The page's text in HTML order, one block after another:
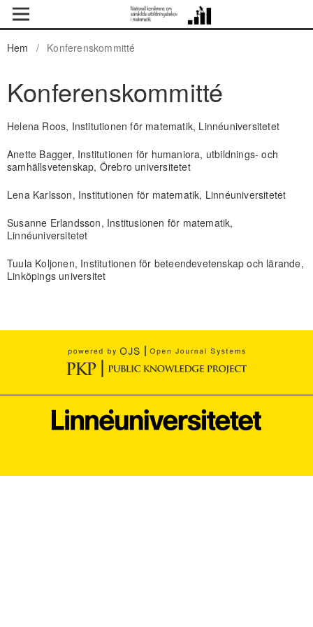
Hem / Konferenskommitté
Konferenskommitté
Helena Roos, Institutionen för matematik, Linnéuniversitetet
Anette Bagger, Institutionen för humaniora, utbildnings- och
samhällsvetenskap, Örebro universitetet
Lena Karlsson, Institutionen för matematik, Linnéuniversitetet
Susanne Erlandsson, Institusionen för matematik,
Linnéuniversitetet
Tuula Koljonen, Institutionen för beteendevetenskap och lärande,
Linköpings universitet